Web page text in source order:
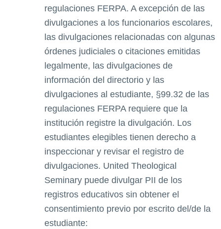
regulaciones FERPA. A excepción de las
divulgaciones a los funcionarios escolares,
las divulgaciones relacionadas con algunas
órdenes judiciales o citaciones emitidas
legalmente, las divulgaciones de
información del directorio y las
divulgaciones al estudiante, §99.32 de las
regulaciones FERPA requiere que la
institución registre la divulgación. Los
estudiantes elegibles tienen derecho a
inspeccionar y revisar el registro de
divulgaciones. United Theological
Seminary puede divulgar PII de los
registros educativos sin obtener el
consentimiento previo por escrito del/de la
estudiante: